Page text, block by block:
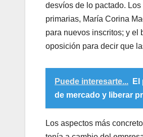
desvíos de lo pactado.
primarias, María Corina
para nuevos inscritos; y el
oposición para decir que
Puede interesarte...
El
de mercado y liberar
Los aspectos más